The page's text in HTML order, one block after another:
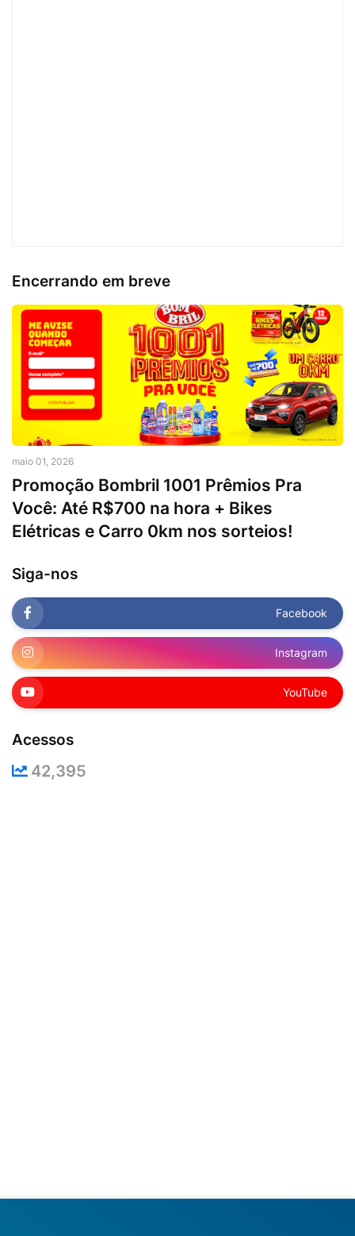
Encerrando em breve
maio 01, 2026
Promoção Bombril 1001 Prêmios Pra
Você: Até R$700 na hora + Bikes
Elétricas e Carro 0km nos sorteios!
Siga-nos
Facebook
Instagram
YouTube
Acessos
42,395